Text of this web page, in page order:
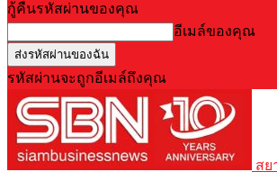
กู้คืนรหัสผ่านของคุณ
อีเมล์ของคุณ
รหัสผ่านจะถูกอีเมล์ถึงคุณ
สย